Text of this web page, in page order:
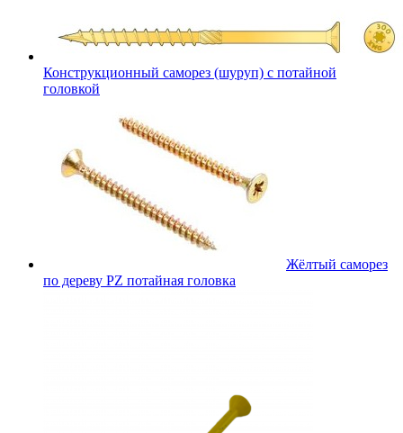
Конструкционный саморез (шуруп) с потайной
головкой
Жёлтый саморез
по дереву PZ потайная головка